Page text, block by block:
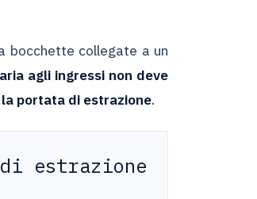
bocchette collegate a un
agli ingressi non deve
portata di estrazione.
estrazione